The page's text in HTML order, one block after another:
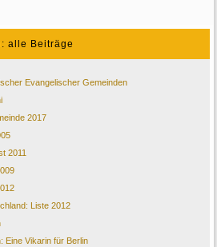
alle Beiträge
Evangelischer Gemeinden
2017
2011
Liste 2012
Eine Vikarin für Berlin